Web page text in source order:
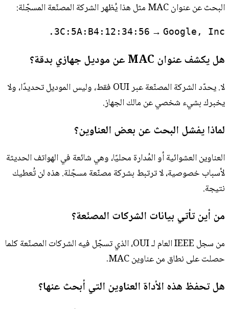
البحث عن عنوان MAC مثل هذا يُظهر الشركة المصنّعة المسجّلة:
3C:5A:B4:12:34:56 → Google, Inc.
هل يكشف عنوان MAC عن موديل جهازي بدقة؟
لا. يحدّد الشركة المصنّعة عبر OUI فقط، وليس الموديل تحديدًا، ولا
يخبرك بشيء شخصي عن مالك الجهاز.
لماذا يفشل البحث عن بعض العناوين؟
العناوين العشوائية أو المُدارة محليًا، وهي شائعة في الهواتف الحديثة
لأسباب خصوصية، لا ترتبط بشركة مصنّعة مسجّلة. هذه لن تُعطيك
نتيجة.
من أين تأتي بيانات الشركات المصنّعة؟
من سجل IEEE العام لـ OUI، الذي تسجّل فيه الشركات المصنّعة كلما
حصلت على نطاق من عناوين MAC.
هل تحفظ هذه الأداة العناوين التي أبحث عنها؟